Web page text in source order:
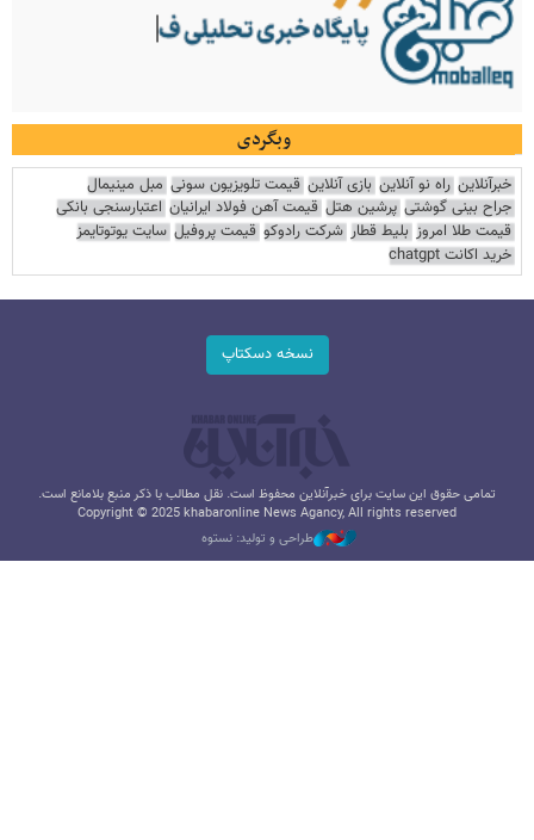
وبگردی
خبرآنلاین راه نو آنلاین بازی آنلاین قیمت تلویزیون سونی مبل مینیمال
جراح بینی گوشتی پرشین هتل قیمت آهن فولاد ایرانیان اعتبارسنجی بانکی
قیمت طلا امروز بلیط قطار شرکت رادوکو قیمت پروفیل سایت یوتوتایمز
خرید اکانت chatgpt
نسخه دسکتاپ
تمامی حقوق این سایت برای خبرآنلاین محفوظ است. نقل مطالب با ذکر منبع بلامانع است.
Copyright © 2025 khabaronline News Agancy, All rights reserved
طراحی و تولید: نستوه